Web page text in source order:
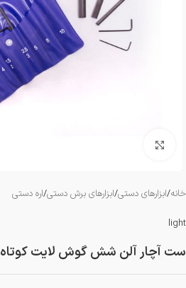
خانه/ابزارهای دستی/ابزارهای برش دستی/اره دستی
light
ست آچار آلن شش گوش لایت کوتاه 10 عددی مدل PS1.5-12